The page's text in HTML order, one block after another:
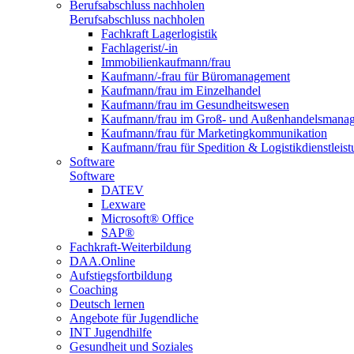
Berufsabschluss nachholen
Berufsabschluss nachholen
Fachkraft Lagerlogistik
Fachlagerist/-in
Immobilienkaufmann/frau
Kaufmann/-frau für Büromanagement
Kaufmann/frau im Einzelhandel
Kaufmann/frau im Gesundheitswesen
Kaufmann/frau im Groß- und
Kaufmann/frau für Marketingkommunikation
Kaufmann/frau für Spedition &
Software
Software
DATEV
Lexware
Microsoft® Office
SAP®
Fachkraft-Weiterbildung
DAA.Online
Aufstiegsfortbildung
Coaching
Deutsch lernen
Angebote für Jugendliche
INT Jugendhilfe
Gesundheit und Soziales